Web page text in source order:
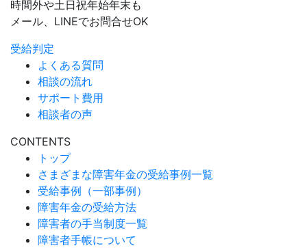
時間外や土日祝年始年末も
メール、LINEでお問合せOK
受給判定
よくある質問
相談の流れ
サポート費用
相談者の声
CONTENTS
トップ
さまざまな障害年金の受給事例一覧
受給事例（一部事例）
障害年金の受給方法
障害者の手当制度一覧
障害者手帳について